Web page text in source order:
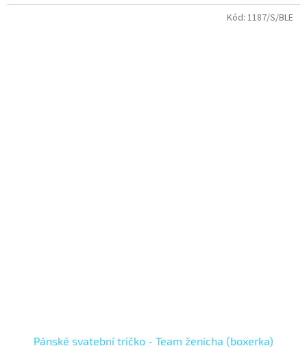
Pánské svatební tričko - Team ženicha (boxerka)
Kód: 1187/S/BLE